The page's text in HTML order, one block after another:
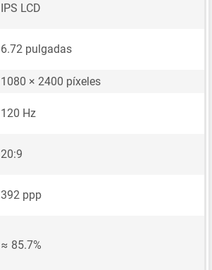
IPS LCD
6.72 pulgadas
1080 × 2400 píxeles
120 Hz
20:9
392 ppp
≈ 85.7%